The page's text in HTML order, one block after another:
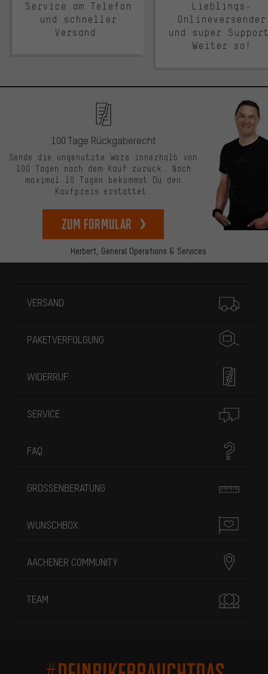
Service am Telefon
und schneller
Versand.
Lieblings-
Onlineversender
und super
Weiter so!
Herbert, General Operations & Services
100 Tage Rückgaberecht
Sende die ungenutzte Ware innerhalb von
100 Tagen nach dem Kauf zurück. Nach
maximal 10 Tagen bekommst Du den
Kaufpreis erstattet.
zum Formular
VERSAND
PAKETVERFOLGUNG
WIDERRUF
SERVICE
FAQ
GRÖSSENBERATUNG
WUNSCHBOX
AACHENER COMMUNITY
TEAM